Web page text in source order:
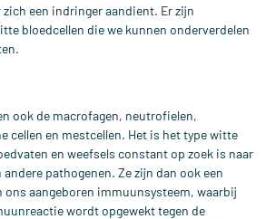
zich een indringer aandient. Er zijn
bloedcellen die we kunnen onderverdelen
ook de macrofagen, neutrofielen,
cellen en mestcellen. Het is het type witte
en weefsels constant op zoek is naar
pathogenen. Ze zijn dan ook een
ons aangeboren immuunsysteem, waarbij
wordt opgewekt tegen de